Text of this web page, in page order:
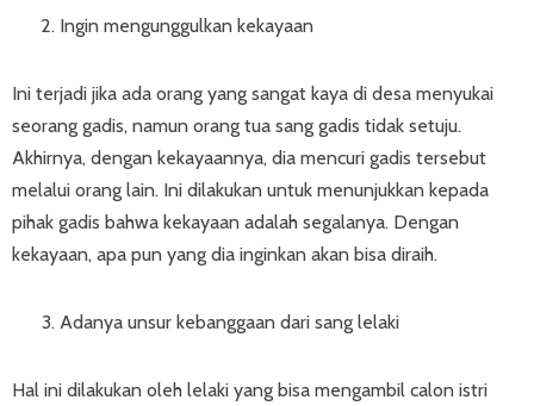
Ingin mengunggulkan kekayaan
Ini terjadi jika ada orang yang sangat kaya di desa menyukai
seorang gadis, namun orang tua sang gadis tidak setuju.
Akhirnya, dengan kekayaannya, dia mencuri gadis tersebut
melalui orang lain. Ini dilakukan untuk menunjukkan kepada
pihak gadis bahwa kekayaan adalah segalanya. Dengan
kekayaan, apa pun yang dia inginkan akan bisa diraih.
Adanya unsur kebanggaan dari sang lelaki
Hal ini dilakukan oleh lelaki yang bisa mengambil calon istri